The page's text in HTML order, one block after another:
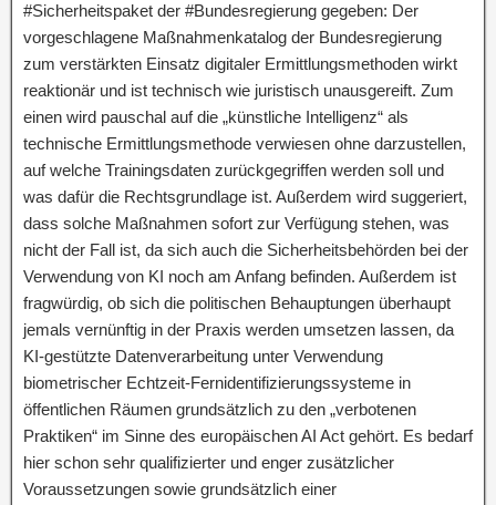
#Sicherheitspaket der #Bundesregierung gegeben: Der
vorgeschlagene Maßnahmenkatalog der Bundesregierung
zum verstärkten Einsatz digitaler Ermittlungsmethoden wirkt
reaktionär und ist technisch wie juristisch unausgereift. Zum
einen wird pauschal auf die „künstliche Intelligenz“ als
technische Ermittlungsmethode verwiesen ohne darzustellen,
auf welche Trainingsdaten zurückgegriffen werden soll und
was dafür die Rechtsgrundlage ist. Außerdem wird suggeriert,
dass solche Maßnahmen sofort zur Verfügung stehen, was
nicht der Fall ist, da sich auch die Sicherheitsbehörden bei der
Verwendung von KI noch am Anfang befinden. Außerdem ist
fragwürdig, ob sich die politischen Behauptungen überhaupt
jemals vernünftig in der Praxis werden umsetzen lassen, da
KI-gestützte Datenverarbeitung unter Verwendung
biometrischer Echtzeit-Fernidentifizierungssysteme in
öffentlichen Räumen grundsätzlich zu den „verbotenen
Praktiken“ im Sinne des europäischen AI Act gehört. Es bedarf
hier schon sehr qualifizierter und enger zusätzlicher
Voraussetzungen sowie grundsätzlich einer